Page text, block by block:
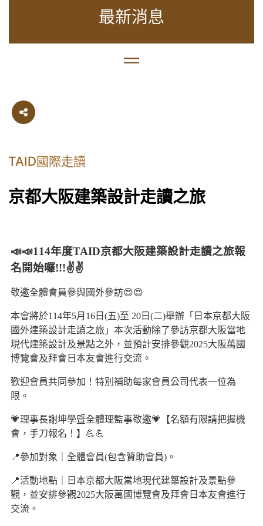
最新消息
TAID國際走讀
京都大阪建築設計走讀之旅
📣📣114年度TAID京都大阪建築設計走讀之旅報
名開始囉!!!✌️✌️
敬邀全體會員參與國外參訪😍😍
本會將於114年5月16日(五)至 20日(二)舉辦「日本京都大阪
國外建築設計走讀之旅」本次活動除了參訪京都大阪當地
現代建築設計及景點之外，並預計安排參觀2025大阪萬國
博覽會及拜會日本友會進行交流。
歡迎會員共同參加！特別補助每家會員公司代表一位為
限。
💗理事長謝坤學暨全體理監事敬邀💗【名額有限請把握機
會，手刀報名！】💪💪
📍參加對象｜全體會員(包含贊助會員)。
📍活動地點｜日本京都大阪當地現代建築設計及景點參
觀，並安排參觀2025大阪萬國博覽會及拜會日本友會進行
交流。